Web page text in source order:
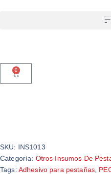
0
SKU: INS1013
Categoría: Otros Insumos De
Tags: Adhesivo para pestañas,